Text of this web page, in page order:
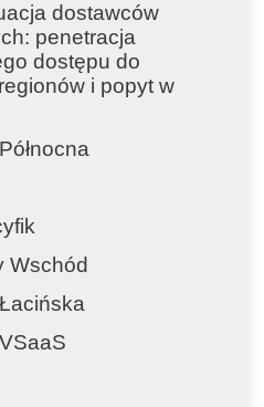
dostawców
penetracja
dostępu do
i popyt w
Wschód